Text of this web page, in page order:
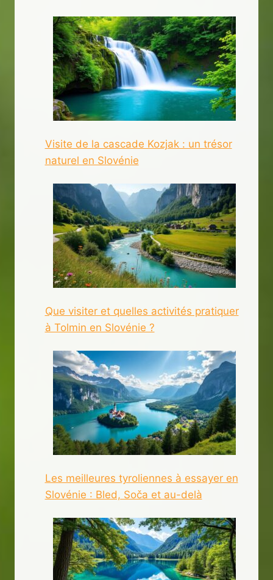
Visite de la cascade Kozjak : un trésor
naturel en Slovénie
Que visiter et quelles activités pratiquer
à Tolmin en Slovénie ?
Les meilleures tyroliennes à essayer en
Slovénie : Bled, Soča et au-delà